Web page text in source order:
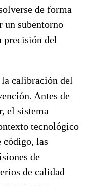
de forma
un subentorno
precisión del
calibración del
Antes de
el sistema
tecnológico
código, las
de
de calidad